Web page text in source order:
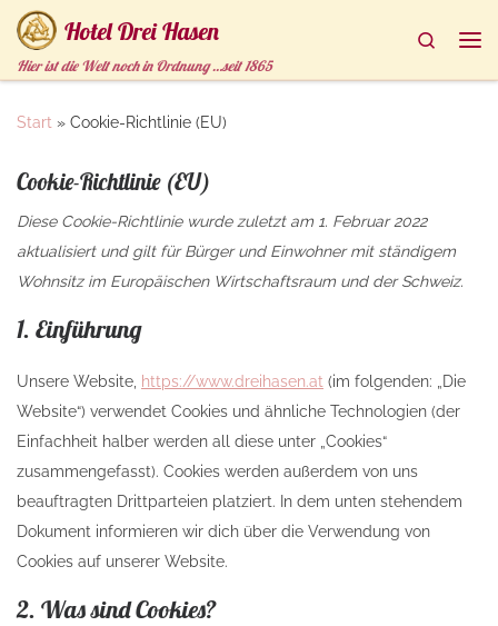
Zum Inhalt springen
Hotel Drei Hasen
Hier ist die Welt noch in Ordnung …seit 1865
Search
Start » Cookie-Richtlinie (EU)
Cookie-Richtlinie (EU)
Diese Cookie-Richtlinie wurde zuletzt am 1. Februar 2022
aktualisiert und gilt für Bürger und Einwohner mit ständigem
Wohnsitz im Europäischen Wirtschaftsraum und der Schweiz.
1. Einführung
Unsere Website, https://www.dreihasen.at (im folgenden: „Die
Website“) verwendet Cookies und ähnliche Technologien (der
Einfachheit halber werden all diese unter „Cookies“
zusammengefasst). Cookies werden außerdem von uns
beauftragten Drittparteien platziert. In dem unten stehendem
Dokument informieren wir dich über die Verwendung von
Cookies auf unserer Website.
2. Was sind Cookies?